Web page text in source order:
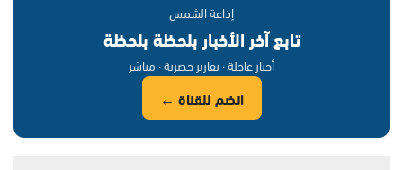
إذاعة الشمس
تابع آخر الأخبار بلحظة بلحظة
أخبار عاجلة · تقارير حصرية · مباشر
انضم للقناة ←